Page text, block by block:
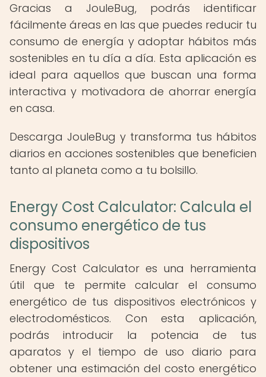
Gracias a JouleBug, podrás identificar
fácilmente áreas en las que puedes reducir tu
consumo de energía y adoptar hábitos más
sostenibles en tu día a día. Esta aplicación es
ideal para aquellos que buscan una forma
interactiva y motivadora de ahorrar energía
en casa.
Descarga JouleBug y transforma tus hábitos
diarios en acciones sostenibles que beneficien
tanto al planeta como a tu bolsillo.
Energy Cost Calculator: Calcula el
consumo energético de tus
dispositivos
Energy Cost Calculator es una herramienta
útil que te permite calcular el consumo
energético de tus dispositivos electrónicos y
electrodomésticos. Con esta aplicación,
podrás introducir la potencia de tus
aparatos y el tiempo de uso diario para
obtener una estimación del costo energético